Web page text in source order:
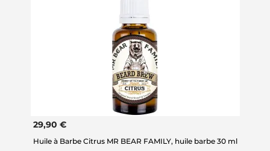
29,90 €
Huile à Barbe Citrus MR BEAR FAMILY, huile barbe 30 ml